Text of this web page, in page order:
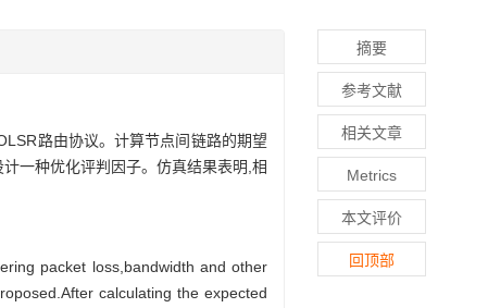
路由协议。计算节点间链路的期望
一种优化评判因子。仿真结果表明,相
packet loss,bandwidth and other
calculating the expected
摘要
参考文献
相关文章
Metrics
本文评价
回顶部